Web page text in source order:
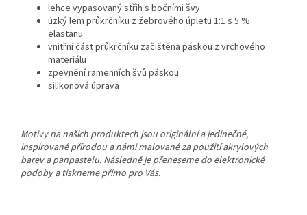
lehce vypasovaný střih s bočními švy
úzký lem průkrčníku z žebrového úpletu 1:1 s 5 %
elastanu
vnitřní část průkrčníku začištěna páskou z vrchového
materiálu
zpevnění ramenních švů páskou
silikonová úprava
Motivy na našich produktech jsou originální a jedinečné,
inspirované přírodou a námi malované za použití akrylových
barev a panpastelu. Následně je přeneseme do elektronické
podoby a tiskneme přímo pro Vás.